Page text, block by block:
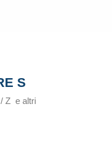
S
/ Z e altri